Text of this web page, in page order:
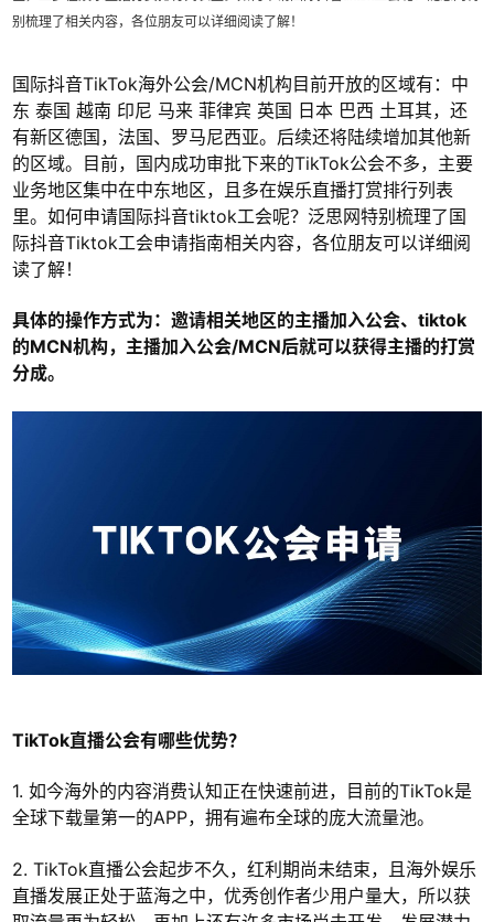
别梳理了相关内容，各位朋友可以详细阅读了解！
国际抖音TikTok海外公会/MCN机构目前开放的区域有：中
东 泰国 越南 印尼 马来 菲律宾 英国 日本 巴西 土耳其，还
有新区德国，法国、罗马尼西亚。后续还将陆续增加其他新
的区域。目前，国内成功审批下来的TikTok公会不多，主要
业务地区集中在中东地区，且多在娱乐直播打赏排行列表
里。如何申请国际抖音tiktok工会呢？泛思网特别梳理了国
际抖音Tiktok工会申请指南相关内容，各位朋友可以详细阅
读了解！
具体的操作方式为：邀请相关地区的主播加入公会、tiktok
的MCN机构，主播加入公会/MCN后就可以获得主播的打赏
分成。
TikTok直播公会有哪些优势？
1. 如今海外的内容消费认知正在快速前进，目前的TikTok是
全球下载量第一的APP，拥有遍布全球的庞大流量池。
2. TikTok直播公会起步不久，红利期尚未结束，且海外娱乐
直播发展正处于蓝海之中，优秀创作者少用户量大，所以获